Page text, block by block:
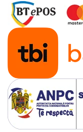
Protectie la
Protectie la fulgere
Repornire automată
Incarcare in modul
Incarcare inteligenta
Control inteligent al
pana la 50%